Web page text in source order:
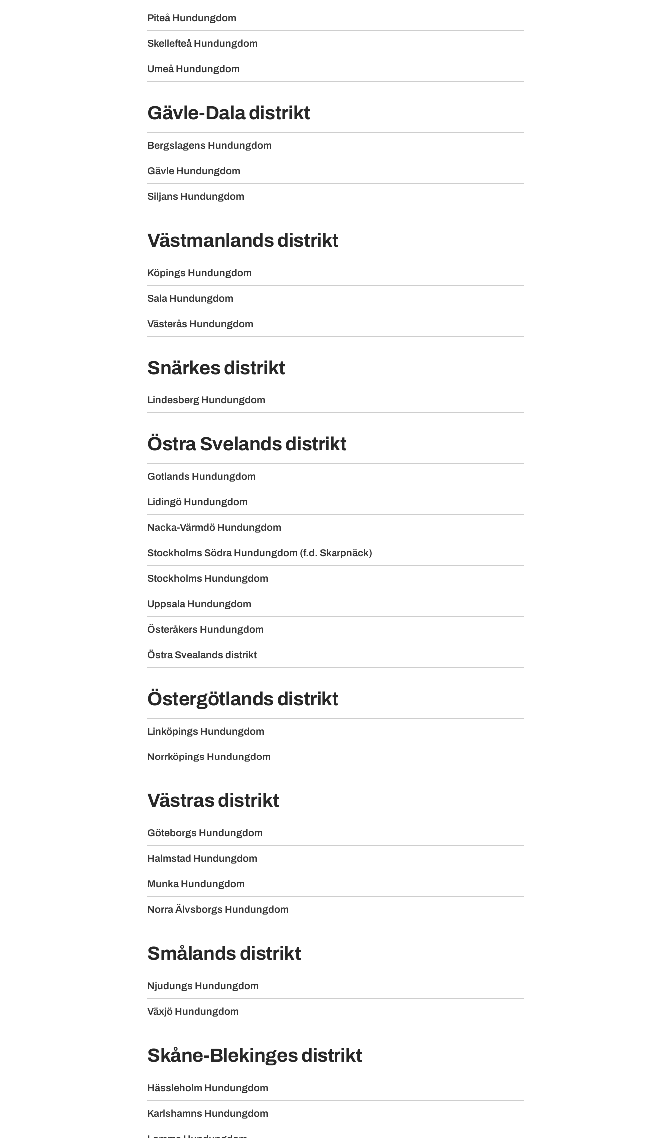
Piteå Hundungdom
Skellefteå Hundungdom
Umeå Hundungdom
Gävle-Dala distrikt
Bergslagens Hundungdom
Gävle Hundungdom
Siljans Hundungdom
Västmanlands distrikt
Köpings Hundungdom
Sala Hundungdom
Västerås Hundungdom
Snärkes distrikt
Lindesberg Hundungdom
Östra Svelands distrikt
Gotlands Hundungdom
Lidingö Hundungdom
Nacka-Värmdö Hundungdom
Stockholms Södra Hundungdom (f.d. Skarpnäck)
Stockholms Hundungdom
Uppsala Hundungdom
Österåkers Hundungdom
Östra Svealands distrikt
Östergötlands distrikt
Linköpings Hundungdom
Norrköpings Hundungdom
Västras distrikt
Göteborgs Hundungdom
Halmstad Hundungdom
Munka Hundungdom
Norra Älvsborgs Hundungdom
Smålands distrikt
Njudungs Hundungdom
Växjö Hundungdom
Skåne-Blekinges distrikt
Hässleholm Hundungdom
Karlshamns Hundungdom